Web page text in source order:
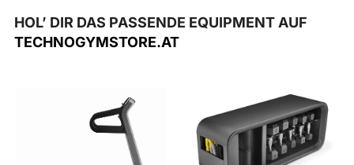
HOL’ DIR DAS PASSENDE EQUIPMENT AUF
TECHNOGYMSTORE.AT